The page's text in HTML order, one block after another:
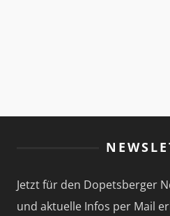
Jetzt für den Dopetsberger
und aktuelle Infos per Mail